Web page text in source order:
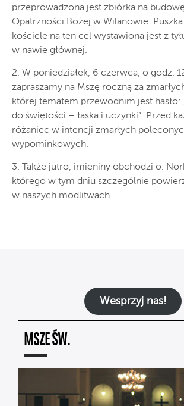
przeprowadzona jest zbiórka na
Opatrzności Bożej w Wilanowie.
kościele na ten cel wystawiona jest z
w nawie głównej.
2. W poniedziałek, 6 czerwca, o godz.
zapraszamy na Mszę roczną za
której tematem przewodnim jest hasło:
do świętości – łaska i uczynki”. Przed
różaniec w intencji zmarłych
wypominkowych.
3. Także jutro, imieniny obchodzi o.
którego w tym dniu szczególnie
w naszych modlitwach.
Wesprzyj nas!
MSZE ŚW.